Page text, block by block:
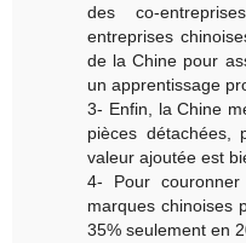
des co-
entreprises
de la Chine pour
un apprentissage
3- Enfin, la Chine
pièces détachées,
valeur ajoutée est
4- Pour
marques chinoises
35% seulement en